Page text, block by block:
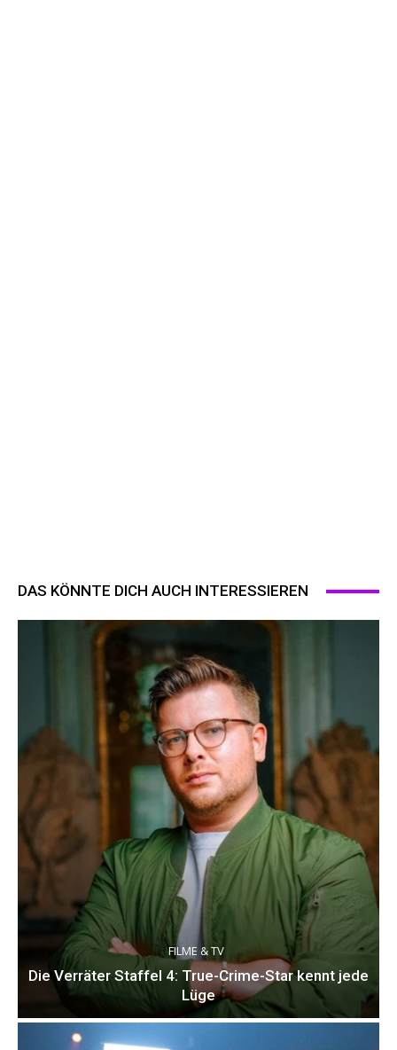
DAS KÖNNTE DICH AUCH INTERESSIEREN
FILME & TV
Die Verräter Staffel 4: True-Crime-Star kennt jede
Lüge